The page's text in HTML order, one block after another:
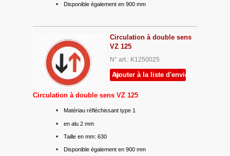
Disponible également en 900 mm
Circulation à double sens
VZ 125
N° art.: K1250025
Ajouter à la liste d'envies
Circulation à double sens VZ 125
Matériau réfléchissant type 1
en alu 2 mm
Taille en mm: 630
Disponible également en 900 mm